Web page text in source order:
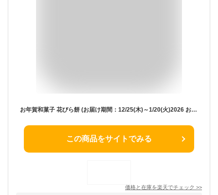
お年賀和菓子 花びら餅 (お届け期間：12/25(木)～1/20(火)2026 お年賀 迎春菓 餅 花びら ごぼう 求肥 白味噌 米粉 お年賀 ギフト セット 贈り物 和菓子 高級 お取り寄せ 茶菓子 茶道 島根 松江 彩雲堂 お正月 新春 冬季限定
この商品をサイトでみる
価格と在庫を楽天でチェック >>